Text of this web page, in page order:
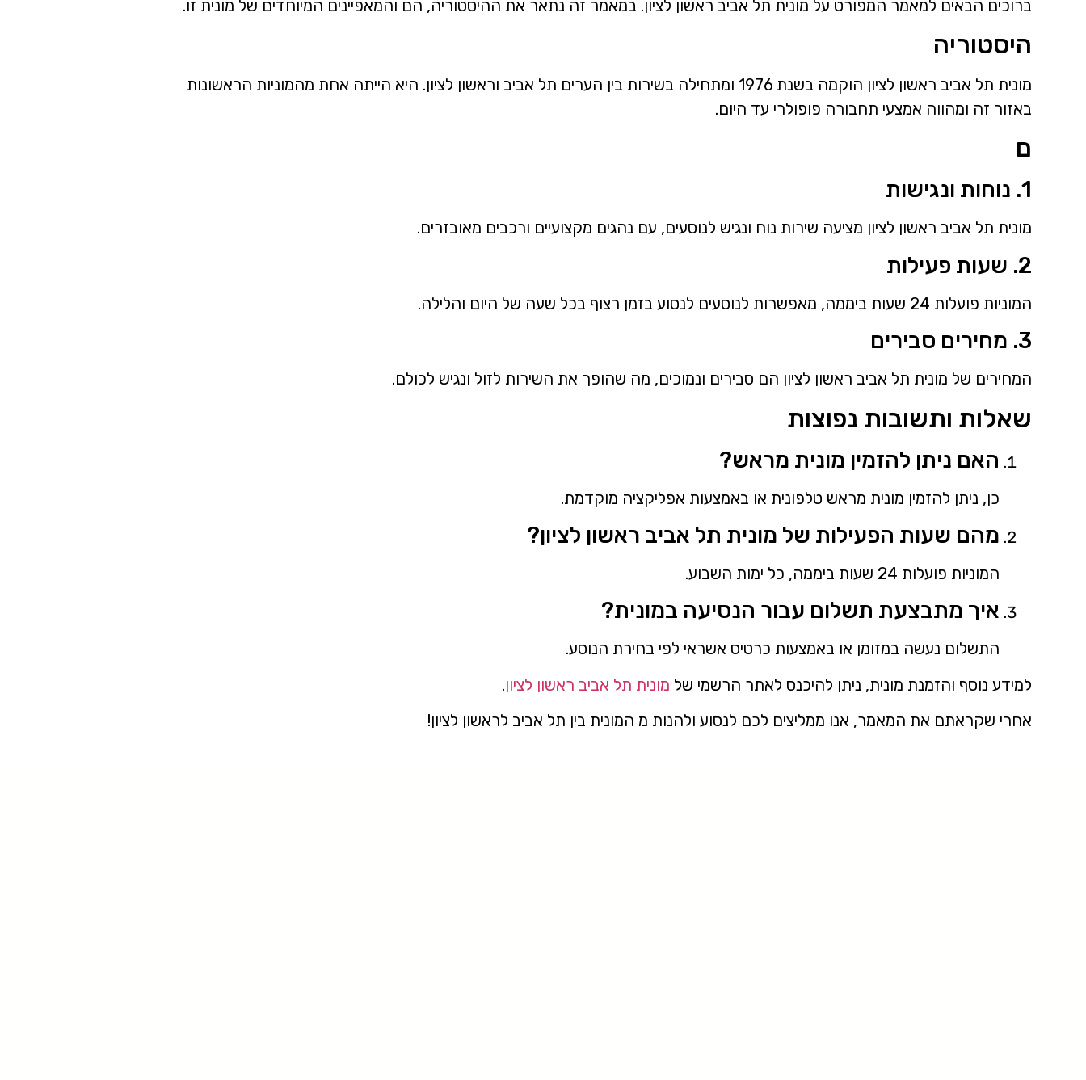
ברוכים הבאים למאמר המפורט על מונית תל אביב ראשון לציון. במאמר זה נתאר את ההיסטוריה, הם והמאפיינים המיוחדים של מונית זו.
היסטוריה
מונית תל אביב ראשון לציון הוקמה בשנת 1976 ומתחילה בשירות בין הערים תל אביב וראשון לציון. היא הייתה אחת מהמוניות הראשונות
באזור זה ומהווה אמצעי תחבורה פופולרי עד היום.
ם
1. נוחות ונגישות
מונית תל אביב ראשון לציון מציעה שירות נוח ונגיש לנוסעים, עם נהגים מקצועיים ורכבים מאובזרים.
2. שעות פעילות
המוניות פועלות 24 שעות ביממה, מאפשרות לנוסעים לנסוע בזמן רצוף בכל שעה של היום והלילה.
3. מחירים סבירים
המחירים של מונית תל אביב ראשון לציון הם סבירים ונמוכים, מה שהופך את השירות לזול ונגיש לכולם.
שאלות ותשובות נפוצות
האם ניתן להזמין מונית מראש?
כן, ניתן להזמין מונית מראש טלפונית או באמצעות אפליקציה מוקדמת.
מהם שעות הפעילות של מונית תל אביב ראשון לציון?
המוניות פועלות 24 שעות ביממה, כל ימות השבוע.
איך מתבצעת תשלום עבור הנסיעה במונית?
התשלום נעשה במזומן או באמצעות כרטיס אשראי לפי בחירת הנוסע.
למידע נוסף והזמנת מונית, ניתן להיכנס לאתר הרשמי של מונית תל אביב ראשון לציון.
אחרי שקראתם את המאמר, אנו ממליצים לכם לנסוע ולהנות מ המונית בין תל אביב לראשון לציון!